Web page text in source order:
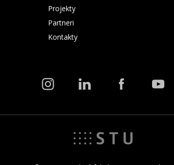
Projekty
Partneri
Kontakty